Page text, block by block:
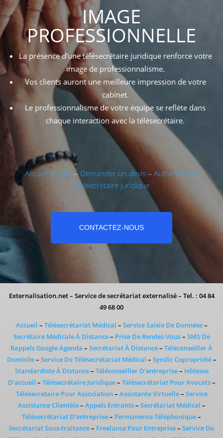
IMAGE
PROFESSIONNELLE
La présence d’une télésecrétaire juridique renforce votre
image de professionnalisme.
Vos clients auront une meilleure impression de votre
cabinet.
Le professionnalisme de votre équipe se reflète dans
chaque interaction avec la télésecrétaire.
Accueil du site– Demander un devis– Autre lien sur
télésecrétaire juridique
CONTACTEZ-NOUS
Externalisation.net – Service de secrétariat externalisé – Tel. : 04 84
49 68 00
Accueil – Télésecrétariat Médical – Service Saisie De Données–
Secrétaire Médicale À Distance– Prise De Rendez-Vous– SMS De
Rappels Google Agenda – Secrétariat À Distance– Téléconseiller À
Domicile– Service De Télésecrétariat Médical – Syndic Copropriété–
Standardiste À Distance– Téléconseiller D’entreprise– Hôtesse
D’accueil – Télésecrétaire Juridique– Télésecrétariat Pour Avocats–
Télésecretaire Pour Association– Assistante Virtuelle– Service
Assistance Clientèle– Appels Entrants– Secrétariat Médical –
Télésecrétariat D’entreprise– Permanence Téléphonique–
Secrétariat Sous-traitance– Freelance Pour Entreprise– Service De